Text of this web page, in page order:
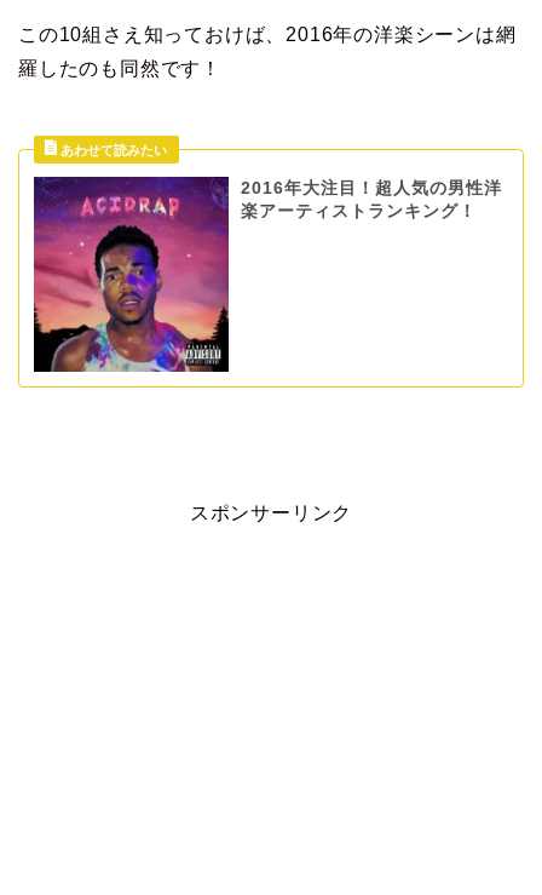
この10組さえ知っておけば、2016年の洋楽シーンは網
羅したのも同然です！
2016年大注目！超人気の男性洋
楽アーティストランキング！
スポンサーリンク